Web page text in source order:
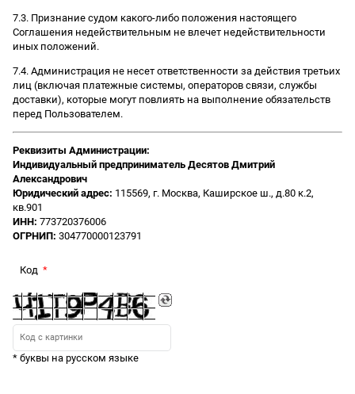
7.3. Признание судом какого-либо положения настоящего
Соглашения недействительным не влечет недействительности
иных положений.
7.4. Администрация не несет ответственности за действия третьих
лиц (включая платежные системы, операторов связи, службы
доставки), которые могут повлиять на выполнение обязательств
перед Пользователем.
Реквизиты Администрации:
Индивидуальный предприниматель Десятов Дмитрий
Александрович
Юридический адрес: 115569, г. Москва, Каширское ш., д.80 к.2,
кв.901
ИНН: 773720376006
ОГРНИП: 304770000123791
Код
* буквы на русском языке